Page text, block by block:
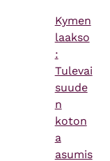
Kymen
laakso
:
Tulevai
suude
n
koton
a
asumis